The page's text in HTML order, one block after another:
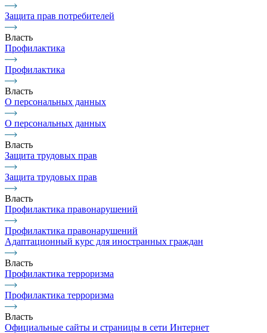
Защита прав потребителей
Власть
Профилактика
Профилактика
Власть
О персональных данных
О персональных данных
Власть
Защита трудовых прав
Защита трудовых прав
Власть
Профилактика правонарушений
Профилактика правонарушений
Адаптационный курс для иностранных граждан
Власть
Профилактика терроризма
Профилактика терроризма
Власть
Официальные сайты и страницы в сети Интернет